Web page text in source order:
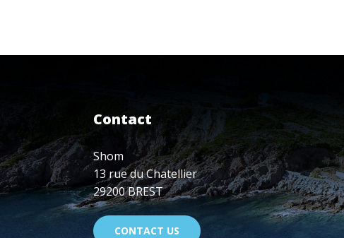
Contact
Shom
13 rue du Chatellier
29200 BREST
CONTACT US